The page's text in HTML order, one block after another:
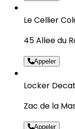
Le Cellier
45 Allee du
Appeler
Locker
Zac de la
Appeler